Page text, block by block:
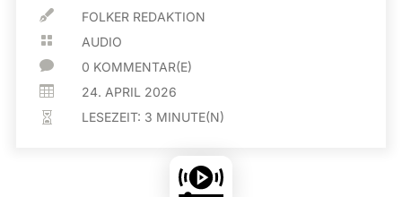
 FOLKER REDAKTION
 AUDIO
 0 KOMMENTAR(E)
 24. APRIL 2026
 LESEZEIT: 3 MINUTE(N)